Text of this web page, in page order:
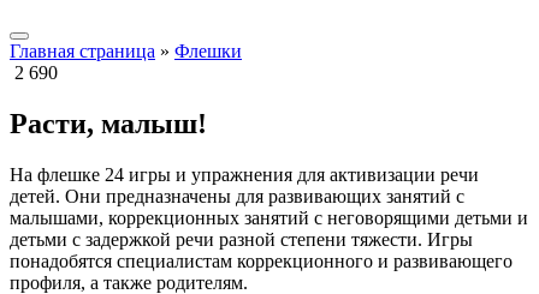
Главная страница » Флешки
2 690
Расти, малыш!
На флешке 24 игры и упражнения для активизации речи
детей. Они предназначены для развивающих занятий с
малышами, коррекционных занятий с неговорящими детьми и
детьми с задержкой речи разной степени тяжести. Игры
понадобятся специалистам коррекционного и развивающего
профиля, а также родителям.